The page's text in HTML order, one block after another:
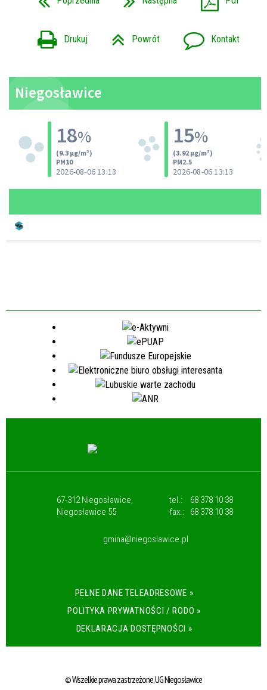
Drukuj Powrót Kontakt
67-312 Niegosławice,
Niegosławice 55
tel.:
68 378 10 38
fax.:
68 378 10 38
gmina@niegoslawice.pl
PEŁNE DANE TELEADRESOWE »
POLITYKA PRYWATNOŚCI / RODO »
DEKLARACJA DOSTĘPNOŚCI »
© Wszelkie prawa zastrzeżone, UG Niegosławice